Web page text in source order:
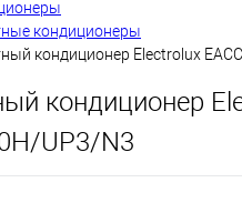
кондиционеры
кондиционер Electrolux
кондиционер
UP3/N3